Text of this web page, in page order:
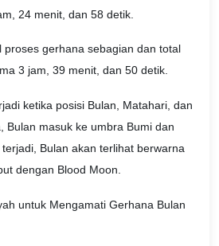
24 menit, dan 58 detik.
proses gerhana sebagian dan total
3 jam, 39 menit, dan 50 detik.
ketika posisi Bulan, Matahari, dan
Bulan masuk ke umbra Bumi dan
Bulan akan terlihat berwarna
dengan Blood Moon.
untuk Mengamati Gerhana Bulan